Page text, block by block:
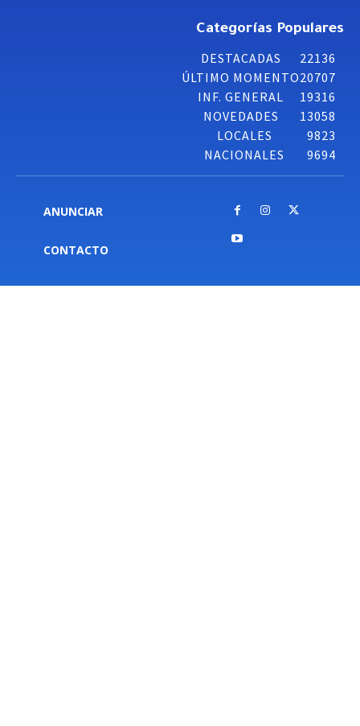
Categorías Populares
DESTACADAS
22136
ÚLTIMO MOMENTO20707
INF. GENERAL
19316
NOVEDADES
13058
LOCALES
9823
NACIONALES
9694
ANUNCIAR
CONTACTO